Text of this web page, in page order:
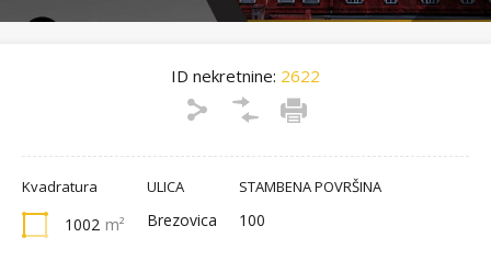
ID nekretnine: 2622
Kvadratura
1002 m²
ULICA
Brezovica
STAMBENA POVRŠINA
100